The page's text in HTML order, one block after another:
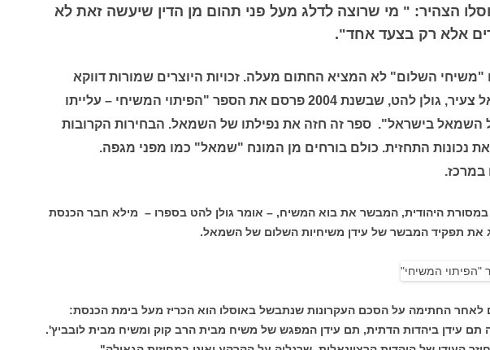
הצהיר: " מי שרוצה לדלג מעל פני תהום מן הדין שיעשה זאת לא
אלא רק בצעד אחד".
"משיחי השלום" לא המציא החתום מעלה. זכויות היוצרים שמורות דווקא
לאיש שמאל צעיר, גולן להט, שבשנת 2004 פרסם את הספר "הפיתוי המשיחי – עלייתו
השמאל בישראל". ספר זה חזה את נפילתו של השמאל. הבחירות הקרובות
נכונות התחזית. כולם בורחים מן המונח "שמאל" כמו מפני מגפה.
במרכז.
במסורת היהודית, המבשר את בוא המשיח, – אומר גולן להט בספרו – מילא חבר הכנסת
את תפקיד המבשר של עידן משיחיות השלום של השמאל.
לאחר החתימה על הסכם העקרונות שנתבשל באוסלו הוא הכריז מעל בימת הכנסת:
תם עידן ביהדות הדתית, תם עידן המפגש של משיח מבית הרב קוק ומשיח מבית לובביץ'.